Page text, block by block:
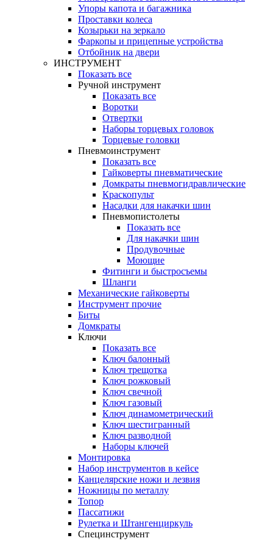
Упоры капота и багажника
Проставки колеса
Козырьки на зеркало
Фаркопы и прицепные устройства
Отбойник на двери
ИНСТРУМЕНТ
Показать все
Ручной инструмент
Показать все
Воротки
Отвертки
Наборы торцевых головок
Торцевые головки
Пневмоинструмент
Показать все
Гайковерты пневматические
Домкраты пневмогидравлические
Краскопульт
Насадки для накачки шин
Пневмопистолеты
Показать все
Для накачки шин
Продувочные
Моющие
Фитинги и быстросъемы
Шланги
Механические гайковерты
Инструмент прочиe
Биты
Домкраты
Ключи
Показать все
Ключ балонный
Ключ трещотка
Ключ рожковый
Ключ свечной
Ключ газовый
Ключ динамометрический
Ключ шестигранный
Ключ разводной
Наборы ключей
Монтировка
Набор инструментов в кейсе
Канцелярские ножи и лезвия
Ножницы по металлу
Топор
Пассатижи
Рулетка и Штангенциркуль
Специнструмент